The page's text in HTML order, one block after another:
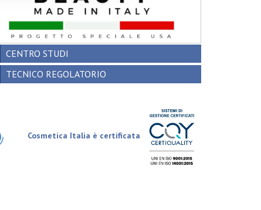
CENTRO STUDI
TECNICO REGOLATORIO
Cosmetica Italia è certificata